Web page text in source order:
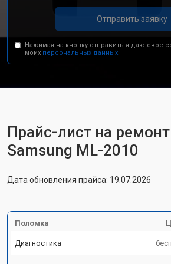
Отправить заявку
Нажимая на кнопку отправить я даю свое
моих персональных данных.
Прайс-лист на
Samsung ML-2010
Дата обновления прайса: 19.07.2026
Поломка
Диагностика